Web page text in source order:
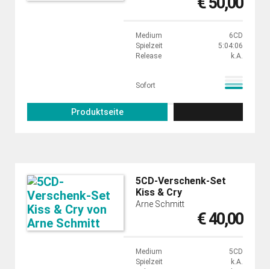
Medium
6CD
Spielzeit
5:04:06
Release
k.A.
Sofort
Produktseite
5CD-Verschenk-Set
Kiss & Cry
Arne Schmitt
€ 40,00
Medium
5CD
Spielzeit
k.A.